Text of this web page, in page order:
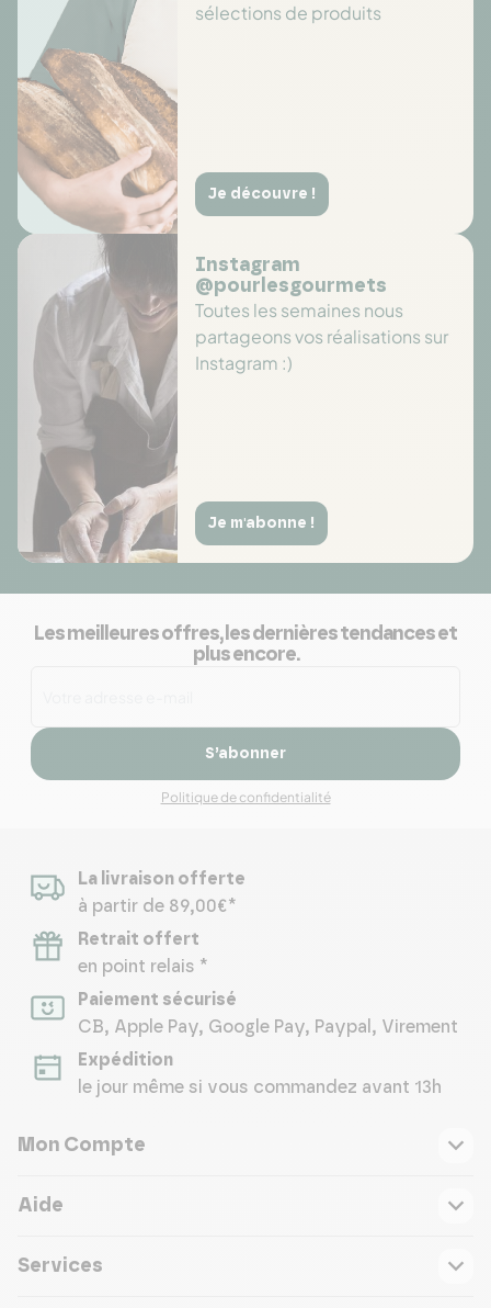
sélections de produits
Je découvre !
Instagram
@pourlesgourmets
Toutes les semaines nous
partageons vos réalisations sur
Instagram :)
Je m'abonne !
Les meilleures offres, les dernières tendances et
plus encore.
S’abonner
Politique de confidentialité
La livraison offerte
à partir de 89,00€*
Retrait offert
en point relais *
Paiement sécurisé
CB, Apple Pay, Google Pay, Paypal, Virement
Expédition
le jour même si vous commandez avant 13h
Mon Compte
Aide
Services